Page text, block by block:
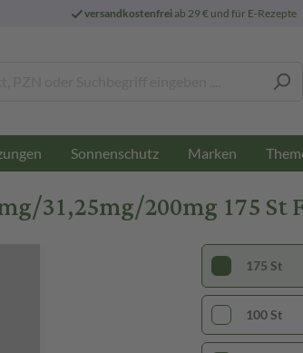
versandkostenfreiab 29 € und für E-Rezepte
Sonnenschutz Marken
31,25mg/200mg 175
175 St
100 St